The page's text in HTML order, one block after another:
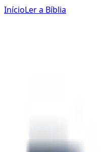
InícioLer a Bíblia